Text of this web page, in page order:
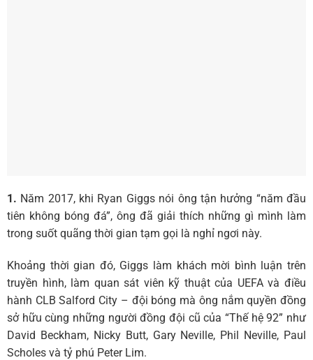
1. Năm 2017, khi Ryan Giggs nói ông tận hưởng “năm đầu
tiên không bóng đá”, ông đã giải thích những gì mình làm
trong suốt quãng thời gian tạm gọi là nghỉ ngơi này.
Khoảng thời gian đó, Giggs làm khách mời bình luận trên
truyền hình, làm quan sát viên kỹ thuật của UEFA và điều
hành CLB Salford City – đội bóng mà ông nắm quyền đồng
sở hữu cùng những người đồng đội cũ của “Thế hệ 92” như
David Beckham, Nicky Butt, Gary Neville, Phil Neville, Paul
Scholes và tỷ phú Peter Lim.